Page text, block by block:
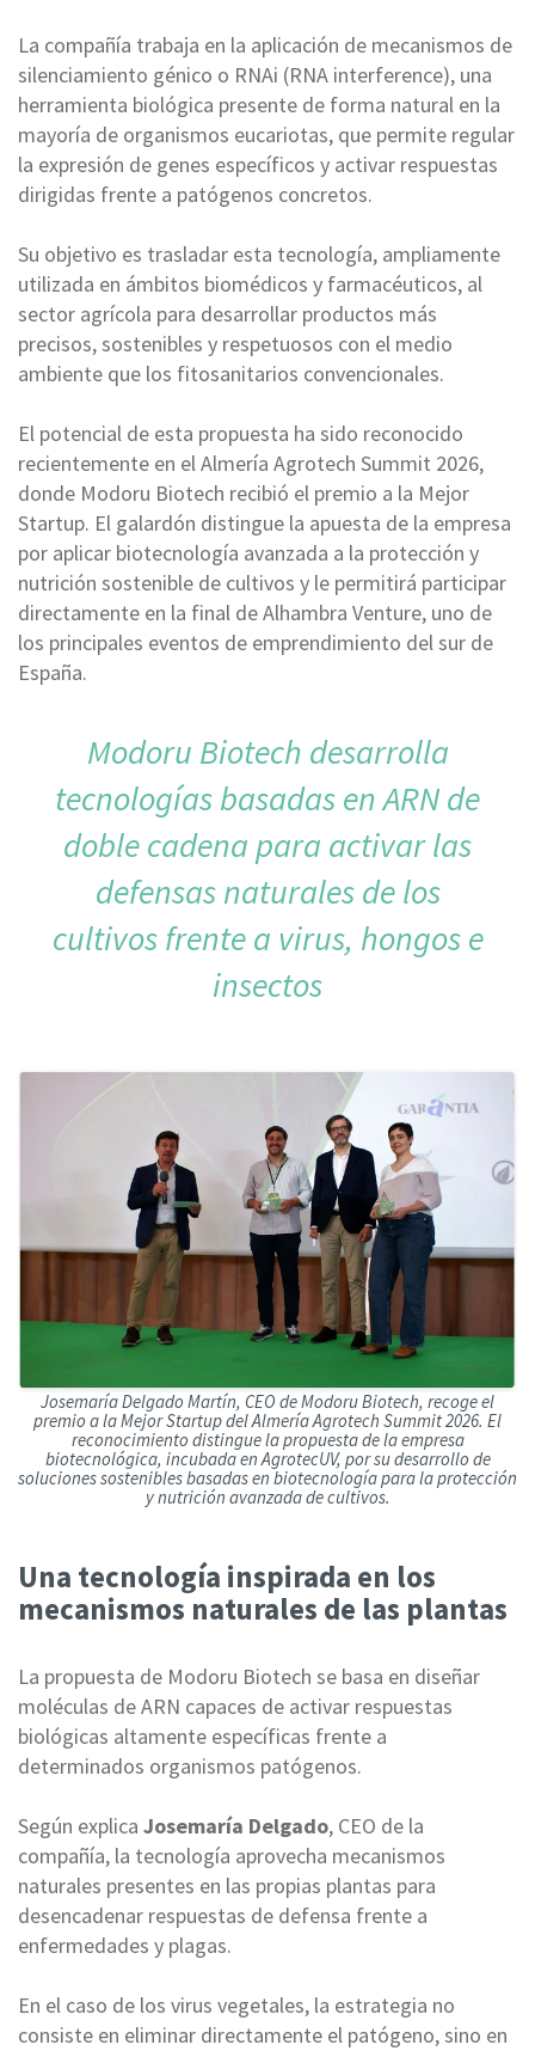
La compañía trabaja en la aplicación de mecanismos de
silenciamiento génico o RNAi (RNA interference), una
herramienta biológica presente de forma natural en la
mayoría de organismos eucariotas, que permite regular
la expresión de genes específicos y activar respuestas
dirigidas frente a patógenos concretos.
Su objetivo es trasladar esta tecnología, ampliamente
utilizada en ámbitos biomédicos y farmacéuticos, al
sector agrícola para desarrollar productos más
precisos, sostenibles y respetuosos con el medio
ambiente que los fitosanitarios convencionales.
El potencial de esta propuesta ha sido reconocido
recientemente en el Almería Agrotech Summit 2026,
donde Modoru Biotech recibió el premio a la Mejor
Startup. El galardón distingue la apuesta de la empresa
por aplicar biotecnología avanzada a la protección y
nutrición sostenible de cultivos y le permitirá participar
directamente en la final de Alhambra Venture, uno de
los principales eventos de emprendimiento del sur de
España.
Modoru Biotech desarrolla
tecnologías basadas en ARN de
doble cadena para activar las
defensas naturales de los
cultivos frente a virus, hongos e
insectos
Josemaría Delgado Martín, CEO de Modoru Biotech, recoge el
premio a la Mejor Startup del Almería Agrotech Summit 2026. El
reconocimiento distingue la propuesta de la empresa
biotecnológica, incubada en AgrotecUV, por su desarrollo de
soluciones sostenibles basadas en biotecnología para la protección
y nutrición avanzada de cultivos.
Una tecnología inspirada en los
mecanismos naturales de las plantas
La propuesta de Modoru Biotech se basa en diseñar
moléculas de ARN capaces de activar respuestas
biológicas altamente específicas frente a
determinados organismos patógenos.
Según explica Josemaría Delgado, CEO de la
compañía, la tecnología aprovecha mecanismos
naturales presentes en las propias plantas para
desencadenar respuestas de defensa frente a
enfermedades y plagas.
En el caso de los virus vegetales, la estrategia no
consiste en eliminar directamente el patógeno, sino en